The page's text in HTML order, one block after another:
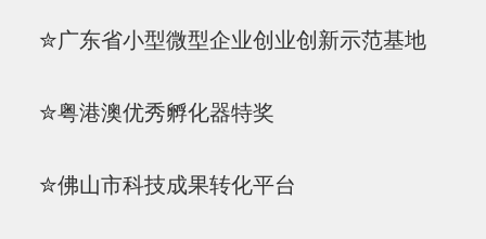
✮广东省小型微型企业创业创新示范基地
✮粤港澳优秀孵化器特奖
✮佛山市科技成果转化平台